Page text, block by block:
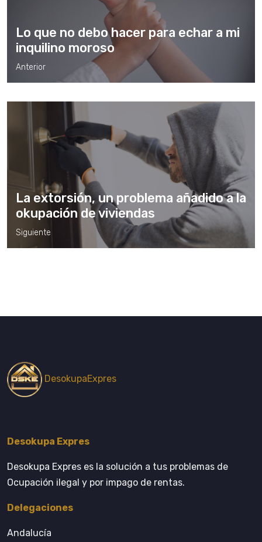
Lo que no debo hacer para echar a mi
inquilino moroso
Anterior
La extorsión, un problema añadido a la
okupación de viviendas
Siguiente
DesokupaExpres
Desokupa Expres
Desokupa Expres es la solución a tus problemas de
Ocupación ilegal y por impago de rentas.
Delegaciones
Andalucía